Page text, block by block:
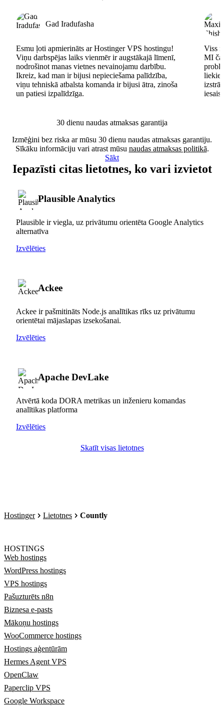
Gad Iradufasha
Esmu ļoti apmierināts ar Hostinger VPS hostingu!
Viņu darbspējas laiks vienmēr ir augstākajā līmenī,
nodrošinot manas vietnes nevainojamu darbību.
Ikreiz, kad man ir bijusi nepieciešama palīdzība,
viņu tehniskā atbalsta komanda ir bijusi ātra, zinoša
un patiesi izpalīdzīga.
Viss
MI
30 dienu naudas atmaksas garantija
Izmēģini bez riska ar mūsu 30 dienu naudas atmaksas garantiju.
Sīkāku informāciju vari atrast mūsu naudas atmaksas politikā.
Sākt
Iepazīsti citas lietotnes, ko vari izvietot
Plausible Analytics
Plausible ir viegla, uz privātumu orientēta Google Analytics
alternatīva
Izvēlēties
Ackee
Ackee ir pašmitināts Node.js analītikas rīks uz privātumu
orientētai mājaslapas izsekošanai.
Izvēlēties
Apache DevLake
Atvērtā koda DORA metrikas un inženieru komandas
analītikas platforma
Izvēlēties
Skatīt visas lietotnes
Hostinger Lietotnes Countly
HOSTINGS
Web hostings
WordPress hostings
VPS hostings
Pašuzturēts n8n
Biznesa e-pasts
Mākoņu hostings
WooCommerce hostings
Hostings aģentūrām
Hermes Agent VPS
OpenClaw
Paperclip VPS
Google Workspace